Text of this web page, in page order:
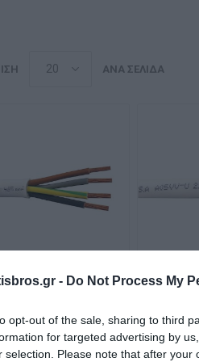
- Do Not Process My
opt-out of the sale, sharing to third
for targeted advertising by
selection. Please note that after
ΑΝΆ ΣΕΛΊΔΑ
Καλώδιο A05VV-R
Διαθέσιμο
5,52 €